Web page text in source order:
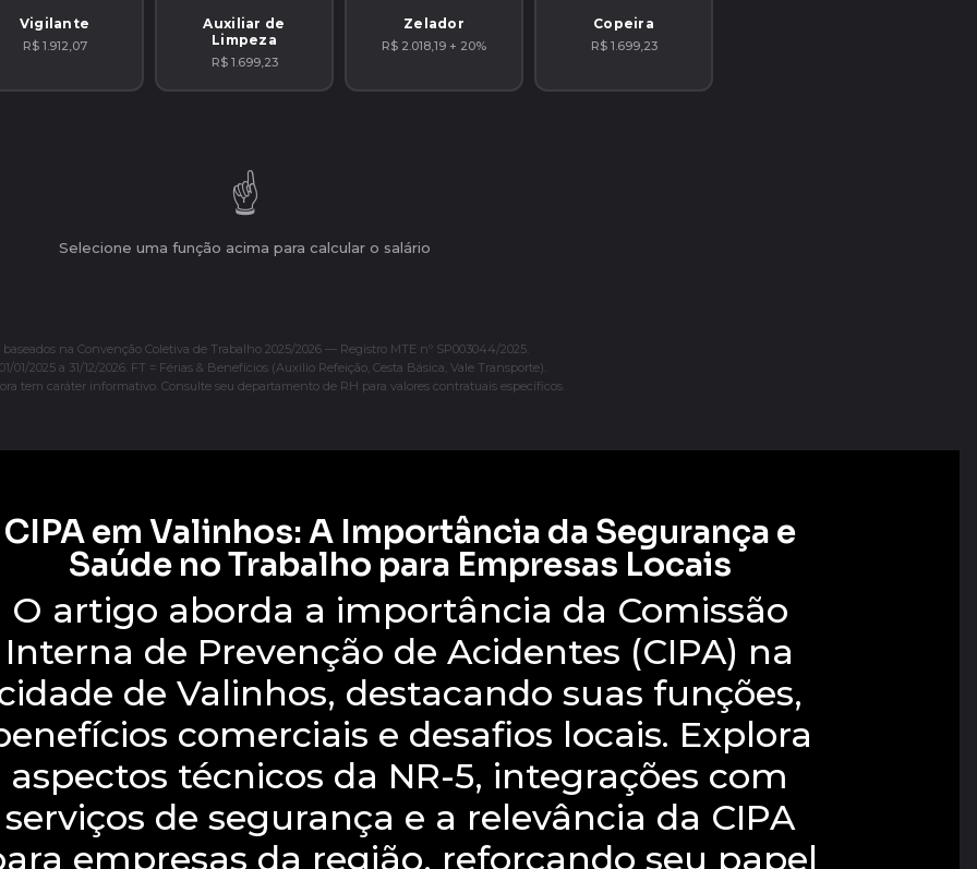
Vigilante
R$ 1.912,07
Auxiliar de
Limpeza
R$ 1.699,23
Zelador
R$ 2.018,19 + 20%
Copeira
R$ 1.699,23
☝️
Selecione uma função acima para calcular o salário
baseados na Convenção Coletiva de Trabalho 2025/2026 — Registro MTE nº SP003044/2025.
01/2025 a 31/12/2026. FT = Férias & Benefícios (Auxílio Refeição, Cesta Básica, Vale Transporte).
tem caráter informativo. Consulte seu departamento de RH para valores contratuais específicos.
CIPA em Valinhos: A Importância da Segurança e
Saúde no Trabalho para Empresas Locais
O artigo aborda a importância da Comissão
Interna de Prevenção de Acidentes (CIPA) na
de Valinhos, destacando suas funções,
comerciais e desafios locais. Explora
aspectos técnicos da NR-5, integrações com
serviços de segurança e a relevância da CIPA
empresas da região, reforçando seu papel